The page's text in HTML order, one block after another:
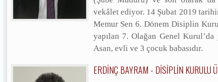
vekâlet ediyor. 14 Şubat 2019
Memur Sen 6. Dönem Disiplin
yapılan 7. Olağan Genel
Asan, evli ve 3 çocuk babasıdır.
ERDİNÇ BAYRAM - DİSİPLİN KURULU